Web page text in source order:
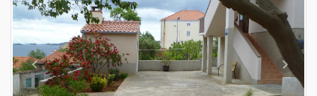
Previous Next